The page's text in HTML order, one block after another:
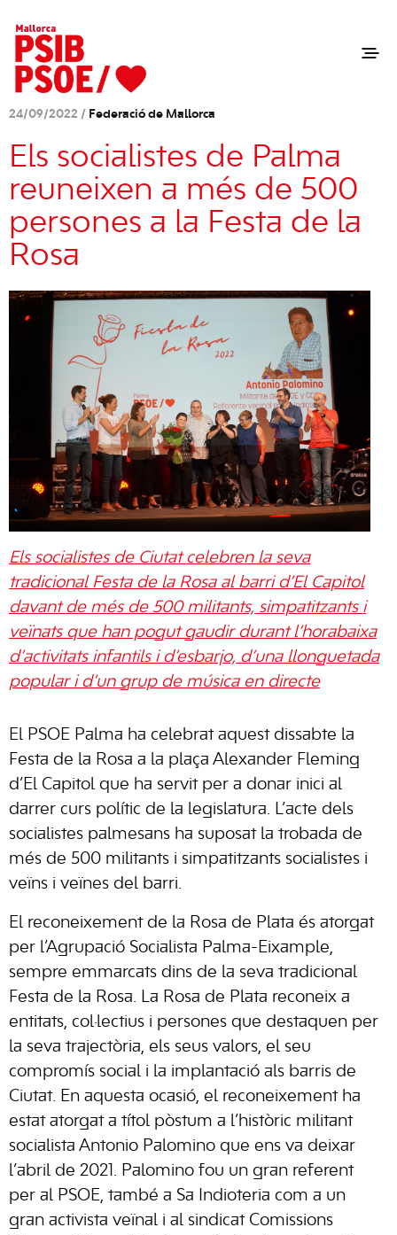
24/09/2022 / Federació de Mallorca
Els socialistes de Palma
reuneixen a més de 500
persones a la Festa de la
Rosa
Els socialistes de Ciutat celebren la seva
tradicional Festa de la Rosa al barri d’El Capitol
davant de més de 500 militants, simpatitzants i
veïnats que han pogut gaudir durant l’horabaixa
d’activitats infantils i d’esbarjo, d’una llonguetada
popular i d’un grup de música en directe
El PSOE Palma ha celebrat aquest dissabte la
Festa de la Rosa a la plaça Alexander Fleming
d’El Capitol que ha servit per a donar inici al
darrer curs polític de la legislatura. L’acte dels
socialistes palmesans ha suposat la trobada de
més de 500 militants i simpatitzants socialistes i
veïns i veïnes del barri.
El reconeixement de la Rosa de Plata és atorgat
per l’Agrupació Socialista Palma-Eixample,
sempre emmarcats dins de la seva tradicional
Festa de la Rosa. La Rosa de Plata reconeix a
entitats, col·lectius i persones que destaquen per
la seva trajectòria, els seus valors, el seu
compromís social i la implantació als barris de
Ciutat. En aquesta ocasió, el reconeixement ha
estat atorgat a títol pòstum a l’històric militant
socialista Antonio Palomino que ens va deixar
l’abril de 2021. Palomino fou un gran referent
per al PSOE, també a Sa Indioteria com a un
gran activista veïnal i al sindicat Comissions